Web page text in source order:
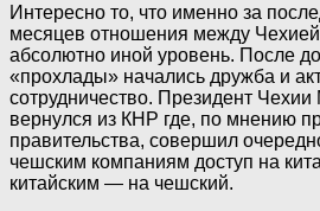
Интересно то, что именно за
месяцев отношения между
абсолютно иной уровень. После
«прохлады» начались дружба и
сотрудничество. Президент
вернулся из КНР где, по мнению
правительства, совершил
чешским компаниям доступ на
китайским — на чешский.